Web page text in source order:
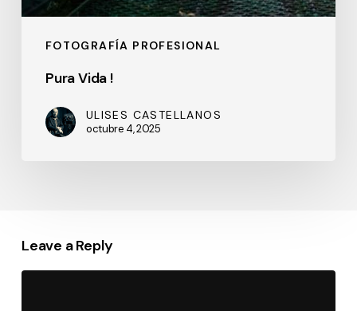
FOTOGRAFÍA PROFESIONAL
Pura Vida !
ULISES CASTELLANOS
octubre 4, 2025
Leave a Reply